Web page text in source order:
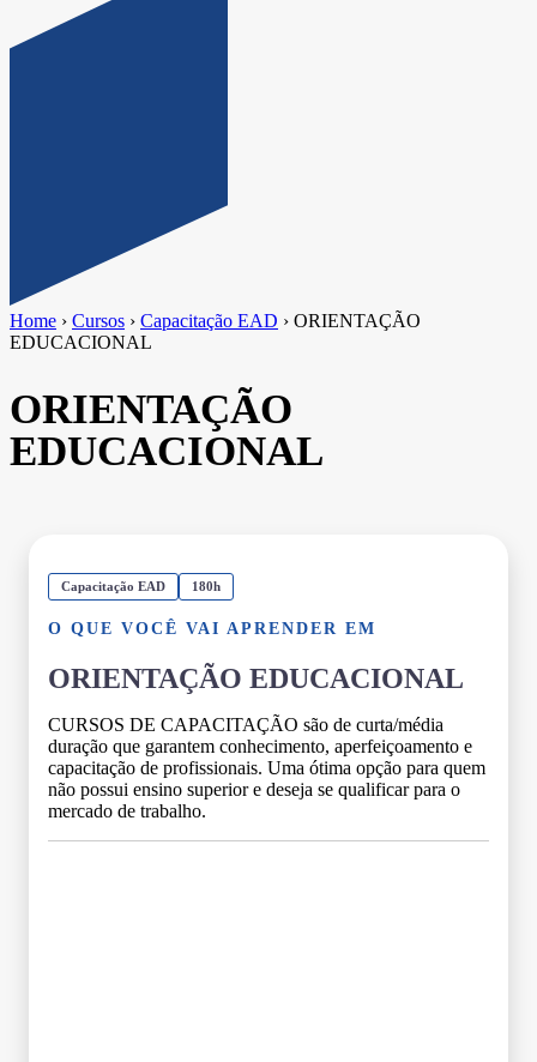
Home › Cursos › Capacitação EAD › ORIENTAÇÃO
EDUCACIONAL
ORIENTAÇÃO
EDUCACIONAL
Capacitação EAD 180h
O QUE VOCÊ VAI APRENDER EM
ORIENTAÇÃO EDUCACIONAL
CURSOS DE CAPACITAÇÃO são de curta/média
duração que garantem conhecimento, aperfeiçoamento e
capacitação de profissionais. Uma ótima opção para quem
não possui ensino superior e deseja se qualificar para o
mercado de trabalho.